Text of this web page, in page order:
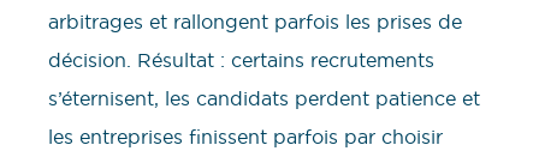
arbitrages et rallongent parfois les prises de
décision. Résultat : certains recrutements
s’éternisent, les candidats perdent patience et
les entreprises finissent parfois par choisir